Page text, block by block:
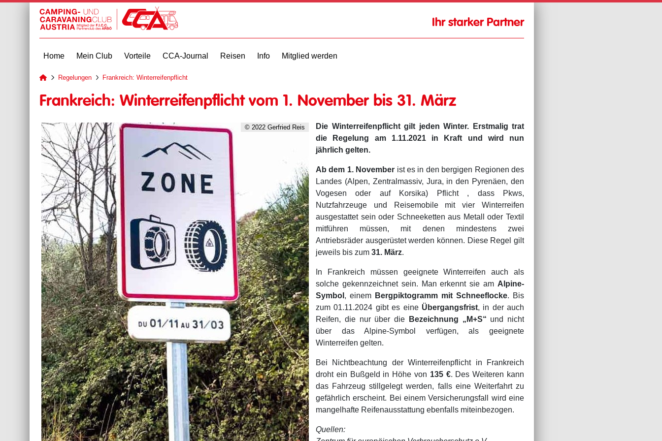
Ihr starker Partner
Home Mein Club Vorteile CCA-Journal Reisen Info Mitglied werden
zur Startseite
Regelungen Frankreich: Winterreifenpflicht
Frankreich: Winterreifenpflicht vom 1. November bis 31. März
© 2022 Gerfried Reis
Die Winterreifenpflicht gilt jeden Winter. Erstmalig trat
die Regelung am 1.11.2021 in Kraft und wird nun
jährlich gelten.
Ab dem 1. November ist es in den bergigen Regionen des
Landes (Alpen, Zentralmassiv, Jura, in den Pyrenäen, den
Vogesen oder auf Korsika) Pflicht , dass Pkws,
Nutzfahrzeuge und Reisemobile mit vier Winterreifen
ausgestattet sein oder Schneeketten aus Metall oder Textil
mitführen müssen, mit denen mindestens zwei
Antriebsräder ausgerüstet werden können. Diese Regel gilt
jeweils bis zum 31. März.
In Frankreich müssen geeignete Winterreifen auch als
solche gekennzeichnet sein. Man erkennt sie am Alpine-
Symbol , einem Bergpiktogramm mit Schneeflocke. Bis
zum 01.11.2024 gibt es eine Übergangsfrist, in der auch
Reifen, die nur über die
Bezeichnung „M+S“ und nicht
über das Alpine-Symbol verfügen, als geeignete
Winterreifen gelten.
Bei Nichtbeachtung der Winterreifenpflicht in Frankreich
droht ein Bußgeld in Höhe von 135 €. Des Weiteren kann
das Fahrzeug stillgelegt werden, falls eine Weiterfahrt zu
gefährlich erscheint. Bei einem Versicherungsfall wird eine
mangelhafte Reifenausstattung ebenfalls miteinbezogen.
Quellen: